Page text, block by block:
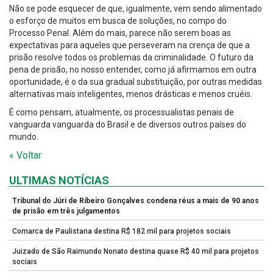
Não se pode esquecer de que, igualmente, vem sendo alimentado
o esforço de muitos em busca de soluções, no compo do
Processo Penal. Além do mais, parece não serem boas as
expectativas para aqueles que perseveram na crença de que a
prisão resolve todos os problemas da criminalidade. O futuro da
pena de prisão, no nosso entender, como já afirmamos em outra
oportunidade, é o da sua gradual substituição, por outras medidas
alternativas mais inteligentes, menos drásticas e menos cruéis.
É como pensam, atualmente, os processualistas penais de
vanguarda vanguarda do Brasil e de diversos outros países do
mundo.
« Voltar
ULTIMAS NOTÍCIAS
Tribunal do Júri de Ribeiro Gonçalves condena réus a mais de 90 anos
de prisão em três julgamentos
Comarca de Paulistana destina R$ 182 mil para projetos sociais
Juizado de São Raimundo Nonato destina quase R$ 40 mil para projetos
sociais